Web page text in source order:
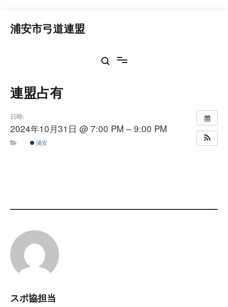
浦安市弓道連盟
連盟占有
日時:
2024年10月31日 @ 7:00 PM – 9:00 PM
浦安
スポ協担当